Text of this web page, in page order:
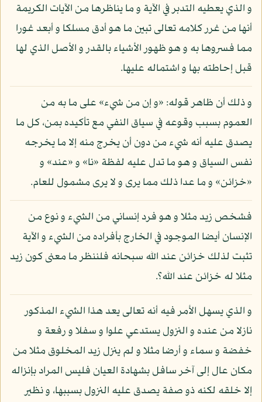
و الذي يعطيه التدبر في الآية و ما يناظرها من الآيات الكريمة
أنها من غرر كلامه تعالى تبين ما هو أدق مسلكا و أبعد غورا
مما فسروها به و هو ظهور الأشياء بالقدر و الأصل الذي لها
قبل إحاطته بها و اشتماله عليها.
و ذلك أن ظاهر قوله: «و إن من شيء» على ما به من
العموم بسبب وقوعه في سياق النفي مع تأكيده بمن، كل ما
يصدق عليه أنه شيء من دون أن يخرج منه إلا ما يخرجه
نفس السياق و هو ما تدل عليه لفظة «نا» و «عند» و
«خزائن» و ما عدا ذلك مما يرى و لا يرى مشمول للعام.
فشخص زيد مثلا و هو فرد إنساني من الشيء و نوع من
الإنسان أيضا الموجود في الخارج بأفراده من الشيء و الآية
تثبت لذلك خزائن عند الله سبحانه فلننظر ما معنى كون زيد
مثلا له خزائن عند الله؟.
و الذي يسهل الأمر فيه أنه تعالى يعد هذا الشيء المذكور
نازلا من عنده و النزول يستدعي علوا و سفلا و رفعة و
خفضة و سماء و أرضا مثلا و لم ينزل زيد المخلوق مثلا من
مكان عال إلى آخر سافل بشهادة العيان فليس المراد بإنزاله
إلا خلقه لكنه ذو صفة يصدق عليه النزول بسببها، و نظير